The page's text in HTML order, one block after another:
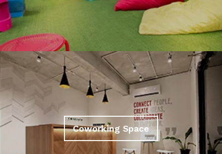
Coworking Space